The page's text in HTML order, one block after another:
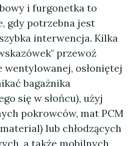
i furgonetka to
gdy potrzebna jest
interwencja. Kilka
przewoź
wentylowanej, osłoniętej
bagażnika
się w słońcu), użyj
pokrowców, mat PCM
lub chłodzących
a także mobilnych